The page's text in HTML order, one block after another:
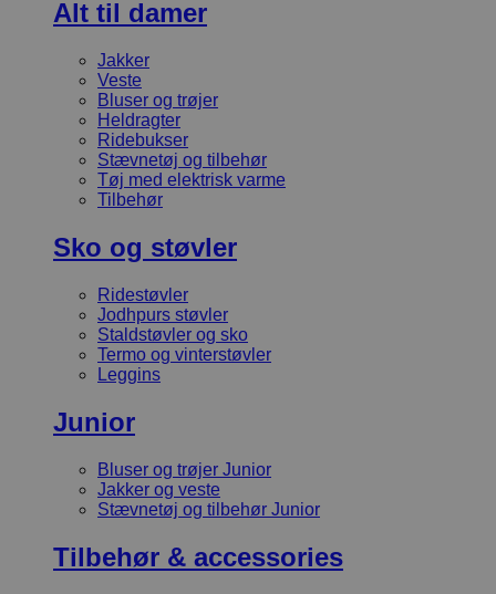
Alt til damer
Jakker
Veste
Bluser og trøjer
Heldragter
Ridebukser
Stævnetøj og tilbehør
Tøj med elektrisk varme
Tilbehør
Sko og støvler
Ridestøvler
Jodhpurs støvler
Staldstøvler og sko
Termo og vinterstøvler
Leggins
Junior
Bluser og trøjer Junior
Jakker og veste
Stævnetøj og tilbehør Junior
Tilbehør & accessories